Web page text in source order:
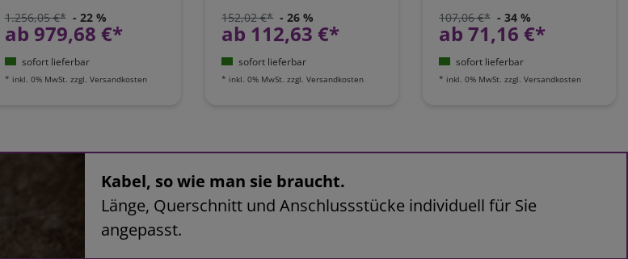
1.256,05 €* - 22 %
ab 979,68 €*
sofort lieferbar
* inkl. 0% MwSt. zzgl. Versandkosten
152,02 €* - 26 %
ab 112,63 €*
sofort lieferbar
* inkl. 0% MwSt. zzgl.Versandkosten
107,06 €* - 34 %
ab 71,16 €*
sofort lieferbar
* inkl. 0% MwSt. zzgl.Versandkosten
Kabel, so wie man sie braucht.
Länge, Querschnitt und Anschlussstücke individuell für Sie
angepasst.